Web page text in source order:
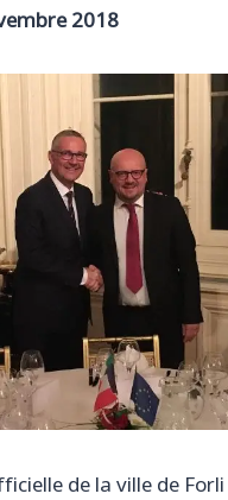
2018
de la ville de